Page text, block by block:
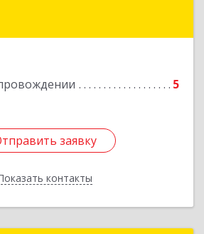
5
заявку
контакты
заявку
Назад